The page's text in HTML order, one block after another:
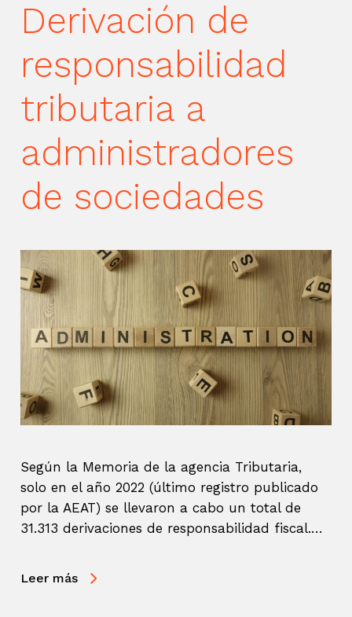
Derivación de
responsabilidad
tributaria a
administradores
de sociedades
Según la Memoria de la agencia Tributaria,
solo en el año 2022 (último registro publicado
por la AEAT) se llevaron a cabo un total de
31.313 derivaciones de responsabilidad fiscal.…
Leer más